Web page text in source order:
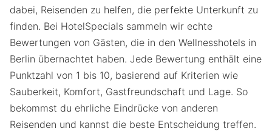
dabei, Reisenden zu helfen, die perfekte Unterkunft zu
finden. Bei HotelSpecials sammeln wir echte
Bewertungen von Gästen, die in den Wellnesshotels in
Berlin übernachtet haben. Jede Bewertung enthält eine
Punktzahl von 1 bis 10, basierend auf Kriterien wie
Sauberkeit, Komfort, Gastfreundschaft und Lage. So
bekommst du ehrliche Eindrücke von anderen
Reisenden und kannst die beste Entscheidung treffen.